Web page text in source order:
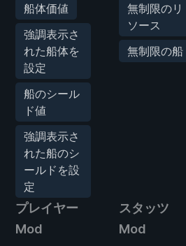
船体価値
強調表示さ
れた船体を
設定
船のシール
ド値
強調表示さ
れた船のシ
ールドを設
定
無制限のリ
ソース
無制限の船
プレイヤー
Mod
スタッツ
Mod